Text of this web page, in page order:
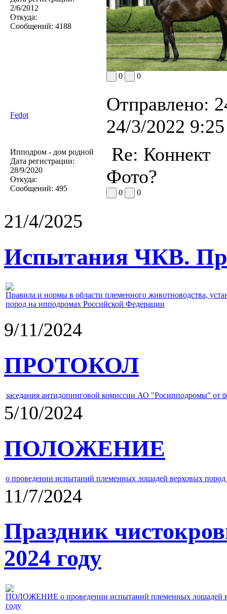
2/6/2012
Откуда:
Сообщений: 4188
0 0
Fedot
Отправлено:
24/3/2022 9:25
Ипподром - дом родной
Дата регистрации:
28/9/2020
Откуда:
Сообщений: 495
Re: Коннект
Фото?
0 0
21/4/2025
Испытания ЧКВ.
Правила и нормы в области племенного животноводства,
пород на ипподромах Российской Федерации
9/11/2024
ПРОТОКОЛ
заседания антидопинговой комиссии АО "Росипподромы" от
5/10/2024
ПОЛОЖЕНИЕ
о проведении испытаний племенных лошадей верховых
11/7/2024
Праздник
2024 году
ПОЛОЖЕНИЕ о проведении испытаний племенных лошадей
году